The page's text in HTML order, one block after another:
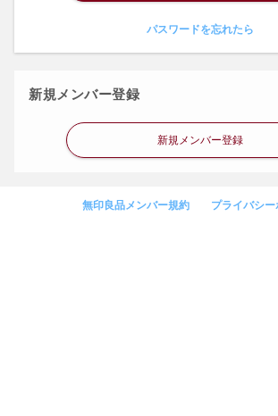
パスワードを忘れたら
新規メンバー登録
新規メンバー登録
無印良品メンバー規約 プライバシ